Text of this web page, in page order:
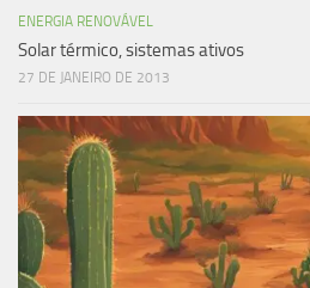
ENERGIA RENOVÁVEL
Solar térmico, sistemas ativos
27 DE JANEIRO DE 2013